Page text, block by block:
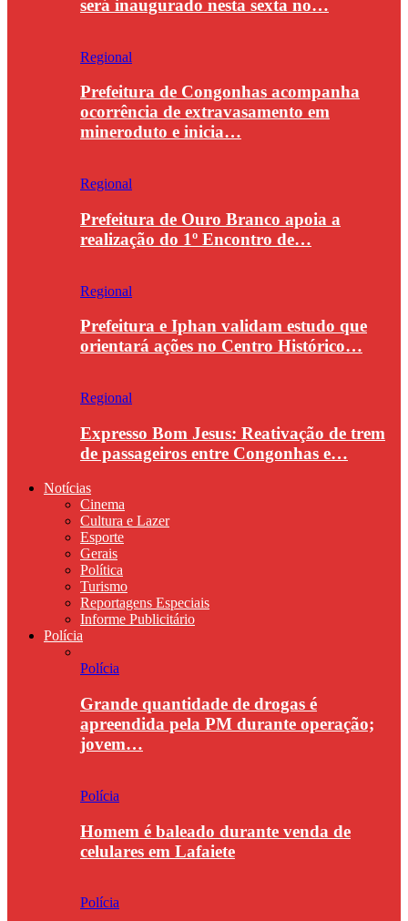
será inaugurado nesta sexta no…
Regional
Prefeitura de Congonhas acompanha
ocorrência de extravasamento em
mineroduto e inicia…
Regional
Prefeitura de Ouro Branco apoia a
realização do 1º Encontro de…
Regional
Prefeitura e Iphan validam estudo que
orientará ações no Centro Histórico…
Regional
Expresso Bom Jesus: Reativação de trem
de passageiros entre Congonhas e…
Notícias
Cinema
Cultura e Lazer
Esporte
Gerais
Política
Turismo
Reportagens Especiais
Informe Publicitário
Polícia
Polícia
Grande quantidade de drogas é
apreendida pela PM durante operação;
jovem…
Polícia
Homem é baleado durante venda de
celulares em Lafaiete
Polícia